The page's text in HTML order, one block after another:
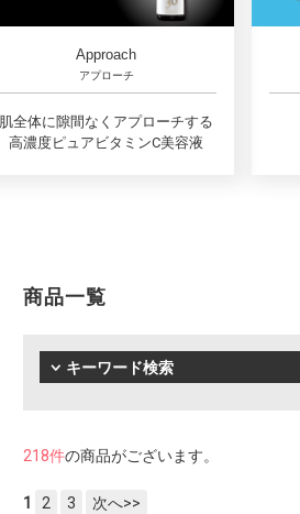
Approach
アプローチ
肌全体に隙間なくアプローチする
高濃度ピュアビタミンC美容液
商品一覧
キーワード検索
218件の商品がございます。
1 2 3 次へ>>